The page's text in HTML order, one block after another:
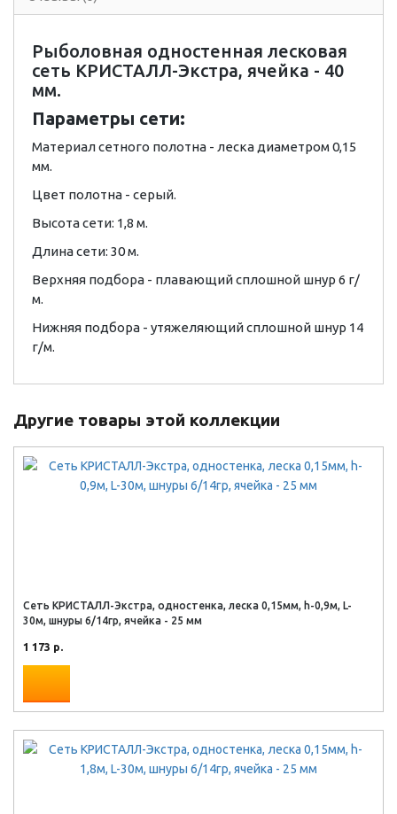
Рыболовная одностенная лесковая
сеть КРИСТАЛЛ-Экстра, ячейка - 40
мм.
Параметры сети:
Материал сетного полотна - леска диаметром 0,15
мм.
Цвет полотна - серый.
Высота сети: 1,8 м.
Длина сети: 30 м.
Верхняя подбора - плавающий сплошной шнур 6 г/
м.
Нижняя подбора - утяжеляющий сплошной шнур 14
г/м.
Другие товары этой коллекции
Сеть КРИСТАЛЛ-Экстра, одностенка, леска 0,15мм, h-0,9м, L-
30м, шнуры 6/14гр, ячейка - 25 мм
1 173 р.